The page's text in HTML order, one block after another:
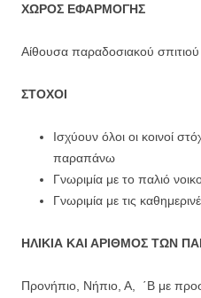
ΧΩΡΟΣ ΕΦΑΡΜΟΓΗΣ
Αίθουσα παραδοσιακού
ΣΤΟΧΟΙ
Ισχύουν όλοι οι κοινοί
παραπάνω
Γνωριμία με το παλιό
Γνωριμία με τις
ΗΛΙΚΙΑ ΚΑΙ ΑΡΙΘΜΟΣ ΤΩΝ
Προνήπιο, Νήπιο, Α, ΄Β με